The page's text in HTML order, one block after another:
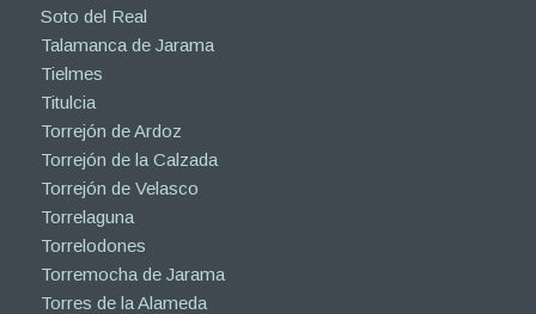
Soto del Real
Talamanca de Jarama
Tielmes
Titulcia
Torrejón de Ardoz
Torrejón de la Calzada
Torrejón de Velasco
Torrelaguna
Torrelodones
Torremocha de Jarama
Torres de la Alameda